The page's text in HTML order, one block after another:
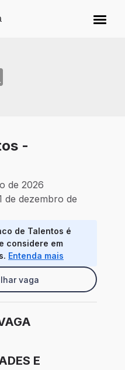
-
de 2026
de dezembro de
de Talentos é
considere em
Entenda mais
vaga
E